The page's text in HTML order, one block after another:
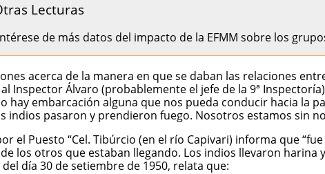
Lecturas
de más datos del impacto de la EFMM sobre los
acerca de la manera en que se daban las relaciones
Inspector Álvaro (probablemente el jefe de la 9ª
hay embarcación alguna que nos pueda conducir hacia la
pasaron y prendieron fuego. Nosotros estamos sin
el Puesto “Cel. Tibúrcio (en el río Capivari) informa que
los otros que estaban llegando. Los indios llevaron harina
día 30 de setiembre de 1950, relata que: